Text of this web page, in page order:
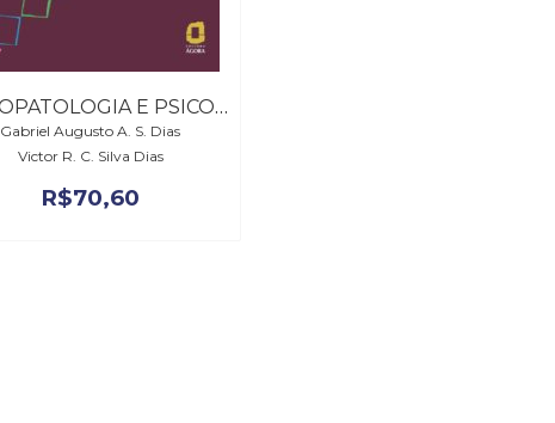
PSICOPATOLOGIA E PSICODINÂMICA NA ANÁLISE PSICODRAMÁTICA – VOLUME VI
Gabriel Augusto A. S. Dias
Victor R. C. Silva Dias
R$70,60